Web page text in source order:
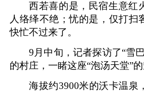
西若喜的是，民宿生意红
人络绎不绝；忧的是，仅打扫
快忙不过来了。
9月中旬，记者探访了“雪
的村庄，一睹这座“泡汤天堂”的
海拔约3900米的沃卡温泉